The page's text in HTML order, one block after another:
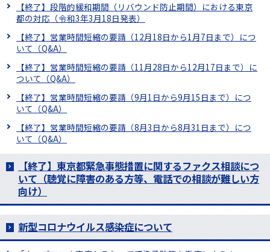
【終了】段階的緩和期間（リバウンド防止期間）における東京
都の対応（令和3年3月18日発表）
【終了】営業時間短縮の要請（12月18日から1月7日まで）につ
いて（Q&A）
【終了】営業時間短縮の要請（11月28日から12月17日まで）に
ついて（Q&A）
【終了】営業時間短縮の要請（9月1日から9月15日まで）につ
いて（Q&A）
【終了】営業時間短縮の要請（8月3日から8月31日まで）につ
いて（Q&A）
【終了】東京都緊急事態措置に関するファクス相談につ
いて（聴覚に障害のある方等、電話での相談が難しい方
向け）
新型コロナウイルス感染症について